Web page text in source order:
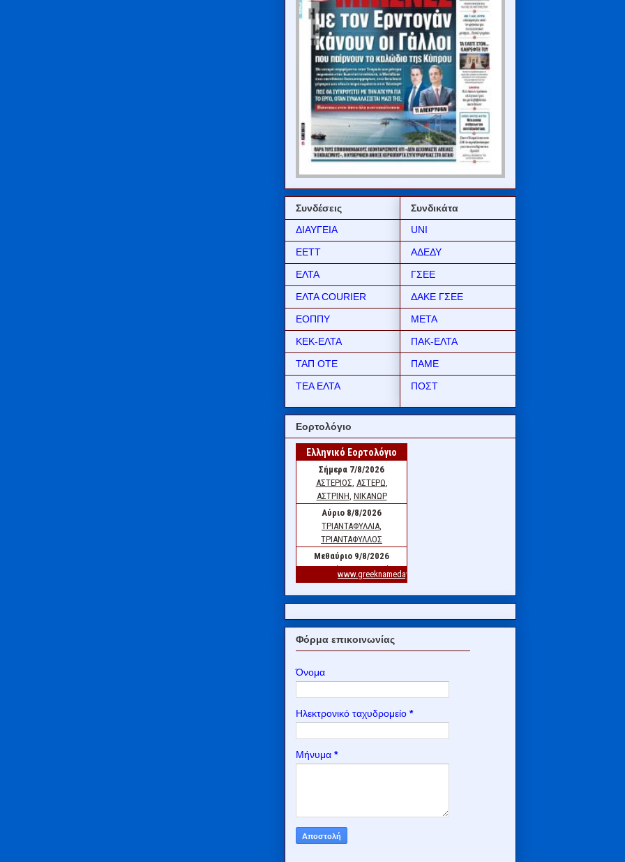
Συνδέσεις
ΔΙΑΥΓΕΙΑ
ΕΕΤΤ
ΕΛΤΑ
ΕΛΤΑ COURIER
ΕΟΠΠΥ
ΚΕΚ-ΕΛΤΑ
ΤΑΠ ΟΤΕ
ΤΕΑ ΕΛΤΑ
Συνδικάτα
UNI
ΑΔΕΔΥ
ΓΣΕΕ
ΔΑΚΕ ΓΣΕΕ
ΜΕΤΑ
ΠΑΚ-ΕΛΤΑ
ΠΑΜΕ
ΠΟΣΤ
Εορτολόγιο
Φόρμα επικοινωνίας
Όνομα
Ηλεκτρονικό ταχυδρομείο *
Μήνυμα *